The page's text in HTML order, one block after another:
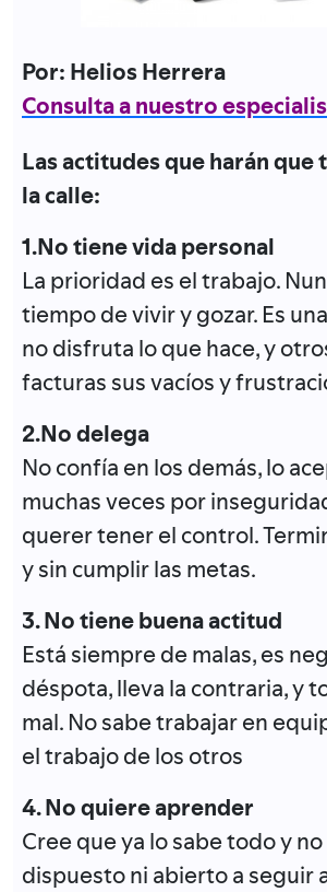
Por: Helios Herrera
Consulta a nuestro
Las actitudes que harán que
la calle:
1.No tiene vida personal
La prioridad es el trabajo.
tiempo de vivir y gozar. Es
no disfruta lo que hace, y
facturas sus vacíos y
2.No delega
No confía en los demás, lo
muchas veces por
querer tener el control.
y sin cumplir las metas.
3. No tiene buena actitud
Está siempre de malas, es
déspota, lleva la contraria, y
mal. No sabe trabajar en
el trabajo de los otros
4. No quiere aprender
Cree que ya lo sabe todo y
dispuesto ni abierto a seguir